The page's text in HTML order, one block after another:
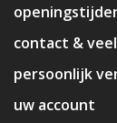
contact &
persoonlijk
uw account